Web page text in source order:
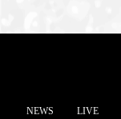
NEWS LIVE